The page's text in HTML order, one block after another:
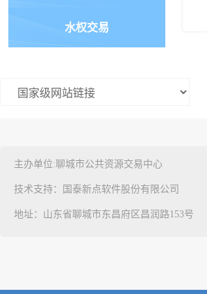
水权交易
主办单位:聊城市公共资源交易中心
技术支持：国泰新点软件股份有限公司
地址：山东省聊城市东昌府区昌润路153号